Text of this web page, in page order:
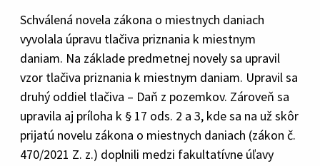
Schválená novela zákona o miestnych daniach
vyvolala úpravu tlačiva priznania k miestnym
daniam. Na základe predmetnej novely sa upravil
vzor tlačiva priznania k miestnym daniam. Upravil sa
druhý oddiel tlačiva – Daň z pozemkov. Zároveň sa
upravila aj príloha k § 17 ods. 2 a 3, kde sa na už skôr
prijatú novelu zákona o miestnych daniach (zákon č.
470/2021 Z. z.) doplnili medzi fakultatívne úľavy